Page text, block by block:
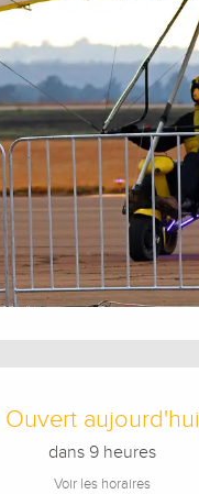
Ouvert aujourd'hui
dans 9 heures
Voir les horaires